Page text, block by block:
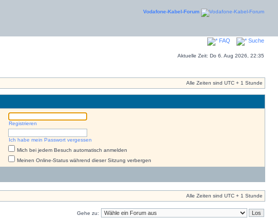
Vodafone-Kabel-Forum
FAQ Suche
Aktuelle Zeit: Do 6. Aug 2026, 22:35
Alle Zeiten sind UTC + 1 Stunde
Registrieren
Ich habe mein Passwort vergessen
Mich bei jedem Besuch automatisch anmelden
Meinen Online-Status während dieser Sitzung verbergen
Alle Zeiten sind UTC + 1 Stunde
Gehe zu: